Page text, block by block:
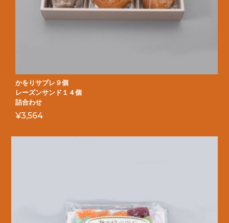
かをりサブレ９個
レーズンサンド１４個
詰合わせ
¥3,564